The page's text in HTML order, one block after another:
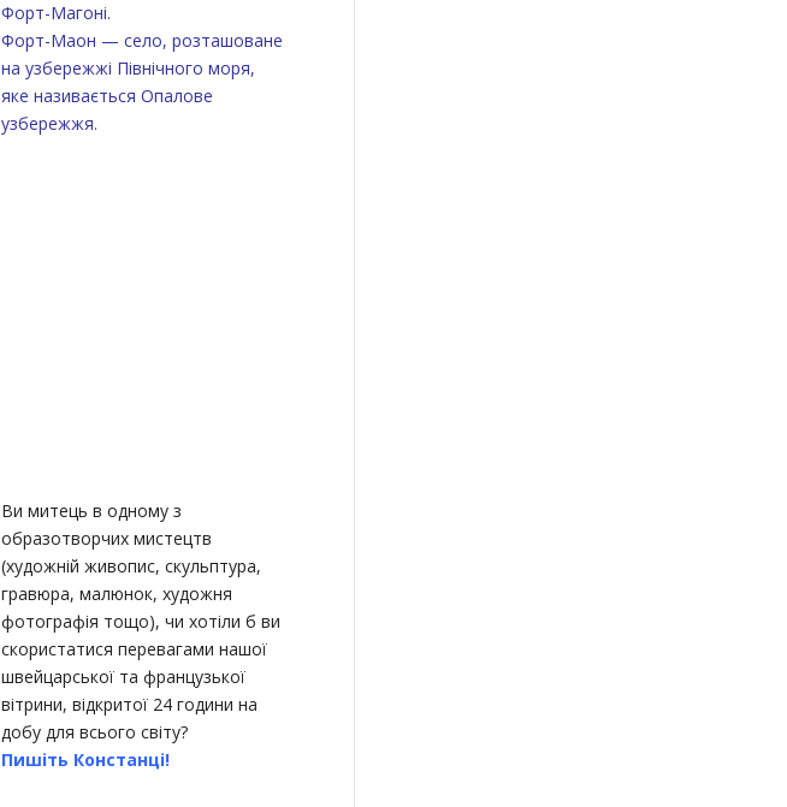
Форт-Магоні.
Форт-Маон — село, розташоване
на узбережжі Північного моря,
яке називається Опалове
узбережжя.
Ви митець в одному з
образотворчих мистецтв
(художній живопис, скульптура,
гравюра, малюнок, художня
фотографія тощо), чи хотіли б ви
скористатися перевагами нашої
швейцарської та французької
вітрини, відкритої 24 години на
добу для всього світу?
Пишіть Констанці!